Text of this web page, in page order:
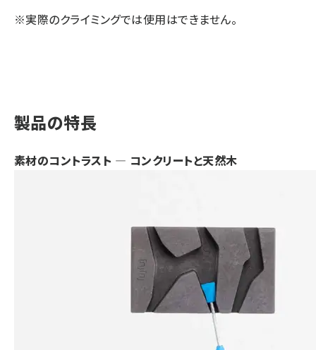
※実際のクライミングでは使用はできません。
製品の特長
素材のコントラスト ― コンクリートと天然木